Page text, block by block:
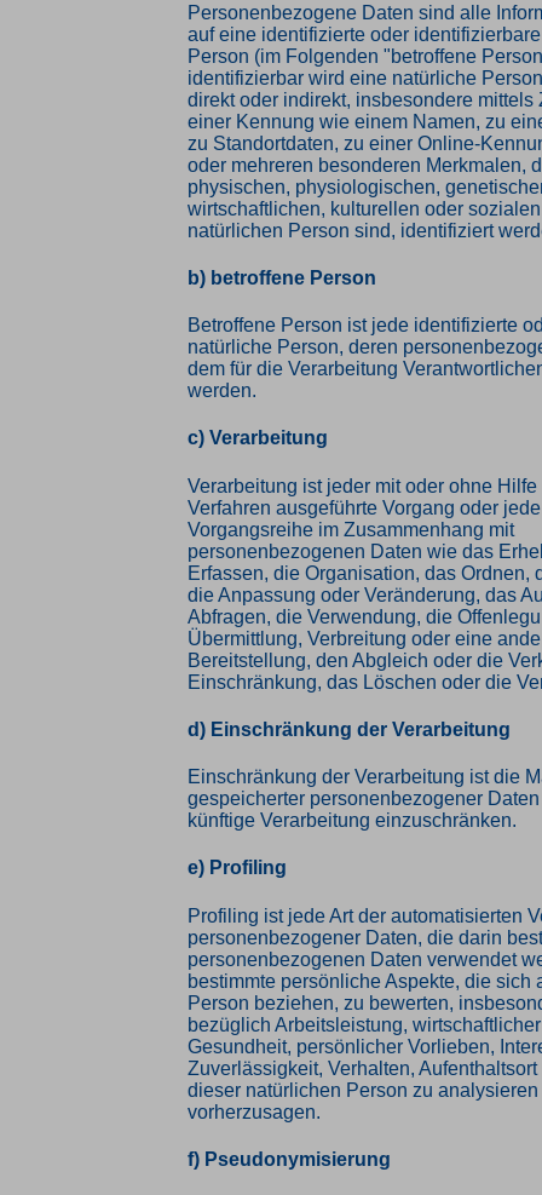
Personenbezogene Daten sind alle
auf eine identifizierte oder
Person (im Folgenden "betroffene
identifizierbar wird eine natürliche
direkt oder indirekt, insbesondere mittels
einer Kennung wie einem Namen, zu
zu Standortdaten, zu einer Online-
oder mehreren besonderen Merkmalen,
physischen, physiologischen,
wirtschaftlichen, kulturellen oder
natürlichen Person sind, identifiziert
b) betroffene Person
Betroffene Person ist jede identifizierte
natürliche Person, deren
dem für die Verarbeitung
werden.
c) Verarbeitung
Verarbeitung ist jeder mit oder ohne
Verfahren ausgeführte Vorgang oder
Vorgangsreihe im Zusammenhang mit
personenbezogenen Daten wie das
Erfassen, die Organisation, das Ordnen,
die Anpassung oder Veränderung, das
Abfragen, die Verwendung, die
Übermittlung, Verbreitung oder eine
Bereitstellung, den Abgleich oder die
Einschränkung, das Löschen oder die
d) Einschränkung der Verarbeitung
Einschränkung der Verarbeitung ist die
gespeicherter personenbezogener
künftige Verarbeitung einzuschränken.
e) Profiling
Profiling ist jede Art der automatisierten
personenbezogener Daten, die darin
personenbezogenen Daten verwendet
bestimmte persönliche Aspekte, die sich
Person beziehen, zu bewerten,
bezüglich Arbeitsleistung,
Gesundheit, persönlicher Vorlieben,
Zuverlässigkeit, Verhalten,
dieser natürlichen Person zu analysieren
vorherzusagen.
f) Pseudonymisierung